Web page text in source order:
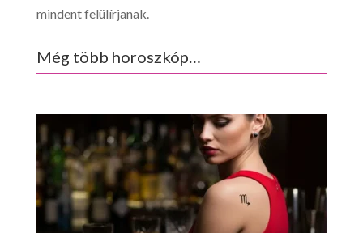
mindent felülírjanak.
Még több horoszkóp…